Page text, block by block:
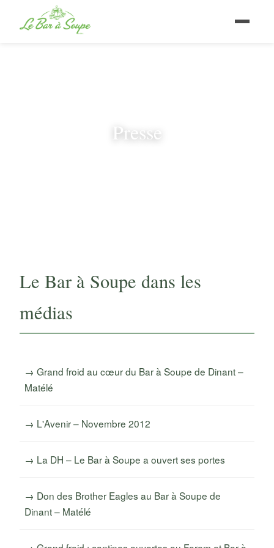
Presse
Le Bar à Soupe dans les
médias
Grand froid au cœur du Bar à Soupe de Dinant –
Matélé
L'Avenir – Novembre 2012
La DH – Le Bar à Soupe a ouvert ses portes
Don des Brother Eagles au Bar à Soupe de
Dinant – Matélé